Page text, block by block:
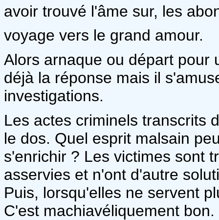
avoir trouvé l'âme sur, les
voyage vers le grand amour.
Alors arnaque ou départ pour
déjà la réponse mais il
investigations.
Les actes criminels transcrits
le dos. Quel esprit malsain
s'enrichir ? Les victimes sont
asservies et n'ont d'autre
Puis, lorsqu'elles ne servent
C'est machiavéliquement bon.